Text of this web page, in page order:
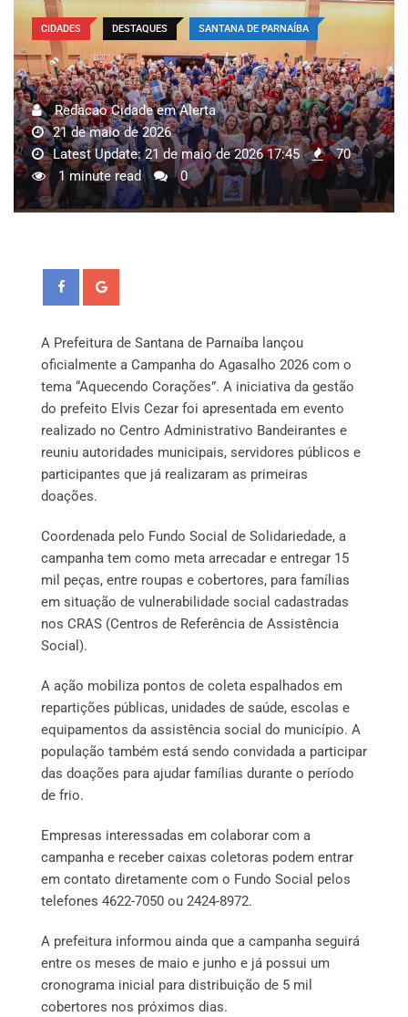
CIDADES DESTAQUES SANTANA DE PARNAÍBA
Redacao Cidade em Alerta
21 de maio de 2026
Latest Update: 21 de maio de 2026 17:45
70
1 minute read
0
A Prefeitura de Santana de Parnaíba lançou
oficialmente a Campanha do Agasalho 2026 com o
tema “Aquecendo Corações”. A iniciativa da gestão
do prefeito Elvis Cezar foi apresentada em evento
realizado no Centro Administrativo Bandeirantes e
reuniu autoridades municipais, servidores públicos e
participantes que já realizaram as primeiras
doações.
Coordenada pelo Fundo Social de Solidariedade, a
campanha tem como meta arrecadar e entregar 15
mil peças, entre roupas e cobertores, para famílias
em situação de vulnerabilidade social cadastradas
nos CRAS (Centros de Referência de Assistência
Social).
A ação mobiliza pontos de coleta espalhados em
repartições públicas, unidades de saúde, escolas e
equipamentos da assistência social do município. A
população também está sendo convidada a participar
das doações para ajudar famílias durante o período
de frio.
Empresas interessadas em colaborar com a
campanha e receber caixas coletoras podem entrar
em contato diretamente com o Fundo Social pelos
telefones 4622-7050 ou 2424-8972.
A prefeitura informou ainda que a campanha seguirá
entre os meses de maio e junho e já possui um
cronograma inicial para distribuição de 5 mil
cobertores nos próximos dias.